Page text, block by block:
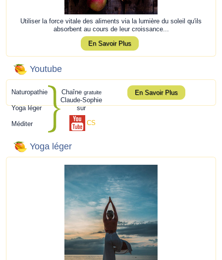
Utiliser la force vitale des aliments via la lumière du soleil qu'ils
absorbent au cours de leur croissance...
En Savoir Plus
Youtube
Naturopathie
Yoga léger
Méditer
Chaîne gratuite
Claude-Sophie
sur
CS
En Savoir Plus
Yoga léger